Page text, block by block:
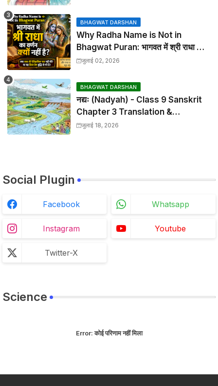
BHAGWAT DARSHAN
Why Radha Name is Not in
Bhagwat Puran: भागवत में श्री राधा का
वर्णन क्यों नहीं है?
जुलाई 02, 2026
BHAGWAT DARSHAN
नद्यः (Nadyah) - Class 9 Sanskrit
Chapter 3 Translation &
Solutions
जुलाई 18, 2026
Social Plugin
Facebook Whatsapp
Instagram Youtube
Twitter-X
Science
Error:कोई परिणाम नहीं मिला